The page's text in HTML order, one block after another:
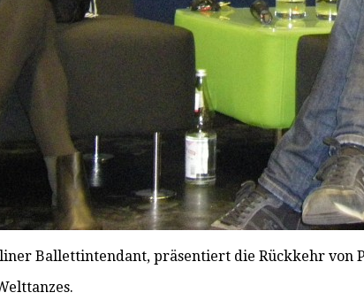
Ballettintendant, präsentiert die Rückkehr von